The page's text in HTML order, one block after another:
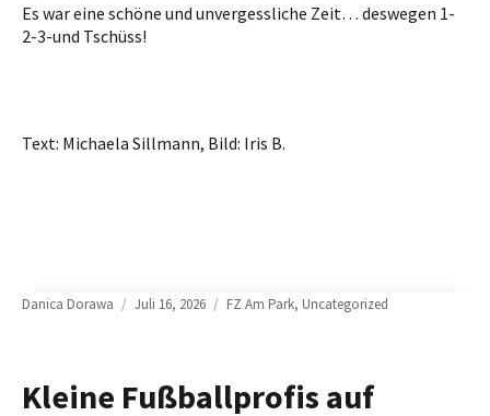
Es war eine schöne und unvergessliche Zeit… deswegen 1-
2-3-und Tschüss!
Text: Michaela Sillmann, Bild: Iris B.
Author
Danica Dorawa
Posted
Juli 16, 2026 Categories
FZ Am Park, Uncategorized
Kleine Fußballprofis auf